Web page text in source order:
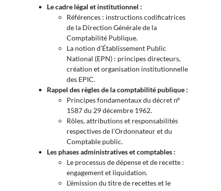
Le cadre légal et institutionnel :
Références : instructions codificatrices
de la Direction Générale de la
Comptabilité Publique.
La notion d’Établissement Public
National (EPN) : principes directeurs,
création et organisation institutionnelle
des EPIC.
Rappel des règles de la comptabilité publique :
Principes fondamentaux du décret n°
1587 du 29 décembre 1962.
Rôles, attributions et responsabilités
respectives de l’Ordonnateur et du
Comptable public.
Les phases administratives et comptables :
Le processus de dépense et de recette :
engagement et liquidation.
L’émission du titre de recettes et le